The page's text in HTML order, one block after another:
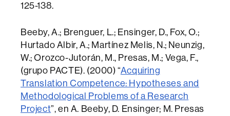
125-138.
Beeby, A.; Brenguer, L.; Ensinger, D., Fox, O.;
Hurtado Albir, A.; Martínez Melis, N.; Neunzig,
W.; Orozco-Jutorán, M., Presas, M.; Vega, F.,
(grupo PACTE). (2000) “Acquiring
Translation Competence: Hypotheses and
Methodological Problems of a Research
Project”, en A. Beeby, D. Ensinger; M. Presas